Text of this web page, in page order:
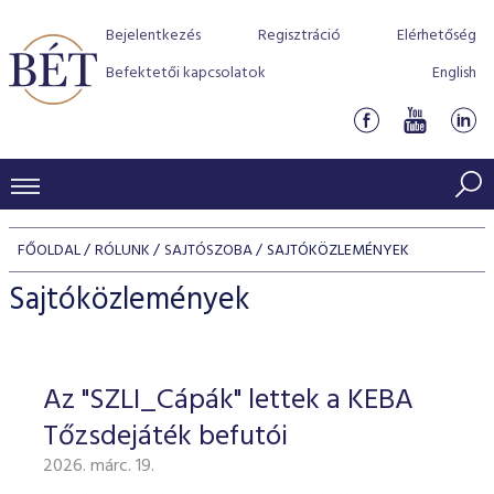
Bejelentkezés Regisztráció
Elérhetőség
Befektetői kapcsolatok
English
KERESKEDÉSI ADATOK
INDEXEK
Jelzáloglevél indexek
Vállalati kötvény indexek
Azonnali Piac
Részvények
Származékos piac
BEFEKTETŐK
Részvény szekció
Hitelpapír szekció
BÉT szabályzatok
Befektetővédelem
Alkalmazott díjstruktúra
Elszámolás
Részvény és vállalati kötvény tőzsdei bevezetését
program
BÉT Xtend - Részvénypiac egyszerűen
TŐZSDETAGOK
Tőzsdetagok, üzletkötők
VENDOROK
FŐOLDAL RÓLUNK SAJTÓSZOBA SAJTÓKÖZLEMÉNYEK
Sajtóközlemények
Az "SZLI_Cápák" lettek a KEBA
Tőzsdejáték befutói
2026. márc. 19.